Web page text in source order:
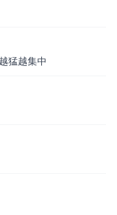
猛越集中